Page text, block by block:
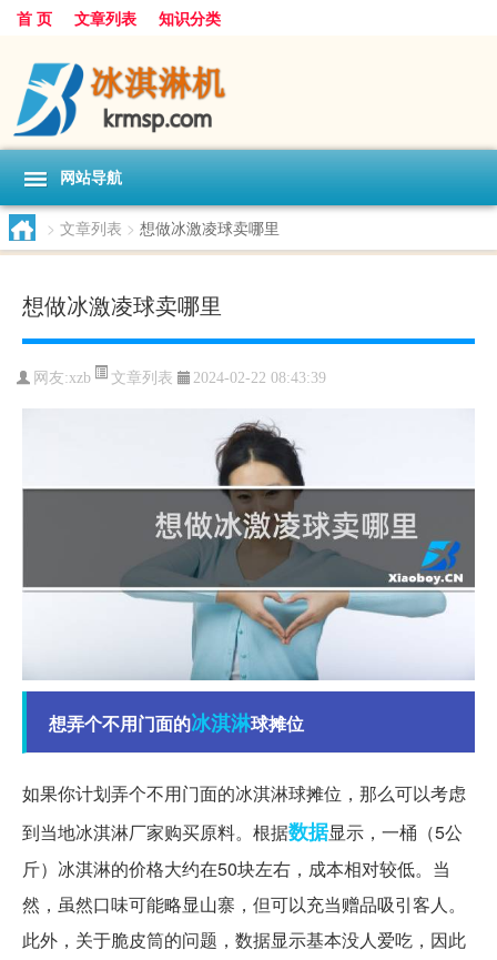
首 页 文章列表 知识分类
网站导航
> 文章列表 > 想做冰激凌球卖哪里
想做冰激凌球卖哪里
网友:xzb 文章列表 2024-02-22 08:43:39
想弄个不用门面的冰淇淋球摊位
如果你计划弄个不用门面的冰淇淋球摊位，那么可以考虑
到当地冰淇淋厂家购买原料。根据数据显示，一桶（5公
斤）冰淇淋的价格大约在50块左右，成本相对较低。当
然，虽然口味可能略显山寨，但可以充当赠品吸引客人。
此外，关于脆皮筒的问题，数据显示基本没人爱吃，因此